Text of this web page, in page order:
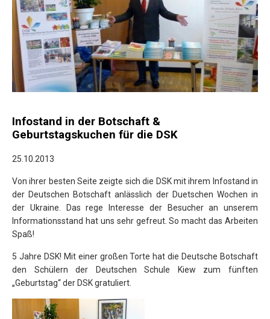
Infostand in der Botschaft &
Geburtstagskuchen für die DSK
25.10.2013
Von ihrer besten Seite zeigte sich die DSK mit ihrem Infostand in
der Deutschen Botschaft anlässlich der Duetschen Wochen in
der Ukraine.
Das rege Interesse der Besucher an unserem
Informationsstand hat uns sehr gefreut. So macht das Arbeiten
Spaß!
5 Jahre DSK! Mit einer großen Torte hat die Deutsche Botschaft
den Schülern der Deutschen Schule Kiew zum fünften
„Geburtstag“ der DSK gratuliert.